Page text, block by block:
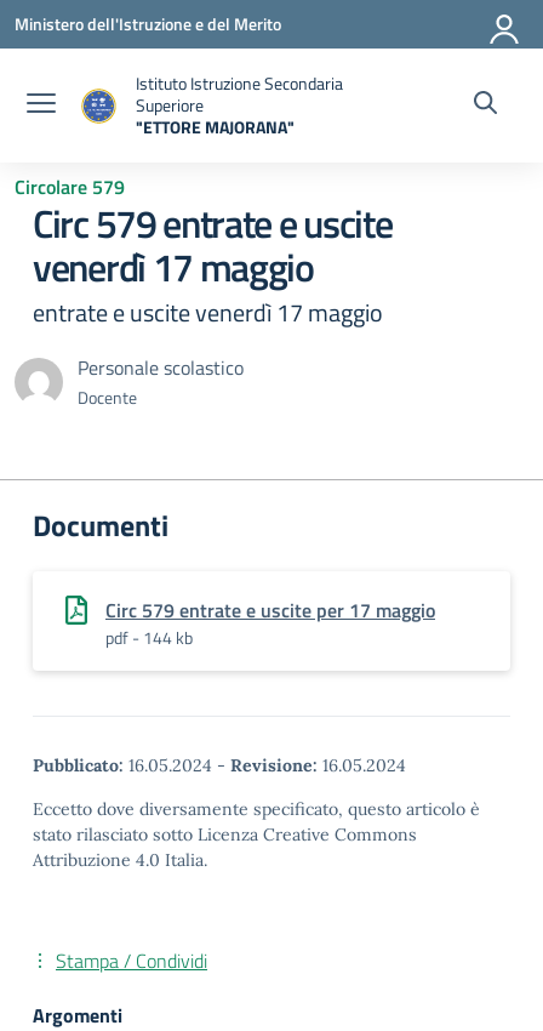
Vai ai contenuti
Vai al menu di navigazione
Vai al footer
Ministero dell'Istruzione e del Merito
Istituto Istruzione Secondaria
Superiore
"ETTORE MAJORANA"
Circolare 579
Circ 579 entrate e uscite
venerdì 17 maggio
entrate e uscite venerdì 17 maggio
Personale scolastico
Docente
Documenti
Circ 579 entrate e uscite per 17 maggio
pdf - 144 kb
Pubblicato: 16.05.2024 - Revisione: 16.05.2024
Eccetto dove diversamente specificato, questo articolo è
stato rilasciato sotto Licenza Creative Commons
Attribuzione 4.0 Italia.
Stampa / Condividi
Argomenti